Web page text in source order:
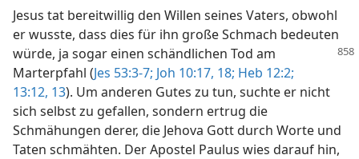
Jesus tat bereitwillig den Willen seines Vaters, obwohl
er wusste, dass dies für ihn große Schmach bedeuten
würde, ja sogar einen schändlichen Tod am
Marterpfahl (Jes 53:3-7; Joh 10:17, 18; Heb 12:2;
13:12, 13). Um anderen Gutes zu tun, suchte er nicht
sich selbst zu gefallen, sondern ertrug die
Schmähungen derer, die Jehova Gott durch Worte und
Taten schmähten. Der Apostel Paulus wies darauf hin,